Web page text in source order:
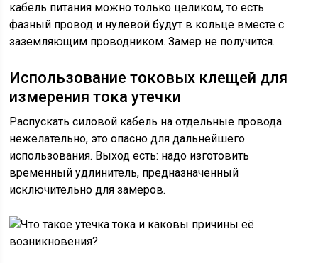
кабель питания можно только целиком, то есть
фазный провод и нулевой будут в кольце вместе с
заземляющим проводником. Замер не получится.
Использование токовых клещей для
измерения тока утечки
Распускать силовой кабель на отдельные провода
нежелательно, это опасно для дальнейшего
использования. Выход есть: надо изготовить
временный удлинитель, предназначенный
исключительно для замеров.